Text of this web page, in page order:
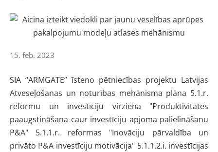
15. feb. 2023
SIA “ARMGATE” īsteno pētniecības projektu Latvijas
Atveseļošanas un noturības mehānisma plāna 5.1.r.
reformu un investīciju virziena "Produktivitātes
paaugstināšana caur investīciju apjoma palielināšanu
P&A" 5.1.1.r. reformas "Inovāciju pārvaldība un
privāto P&A investīciju motivācija" 5.1.1.2.i. investīcijas